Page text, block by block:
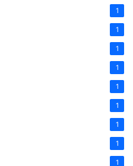
1
1
1
1
1
1
1
1
1